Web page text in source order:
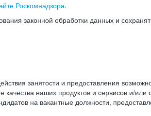
Роскомнадзора.
законной обработки данных и
занятости и предоставления
наших продуктов и сервисов и/или
на вакантные должности,